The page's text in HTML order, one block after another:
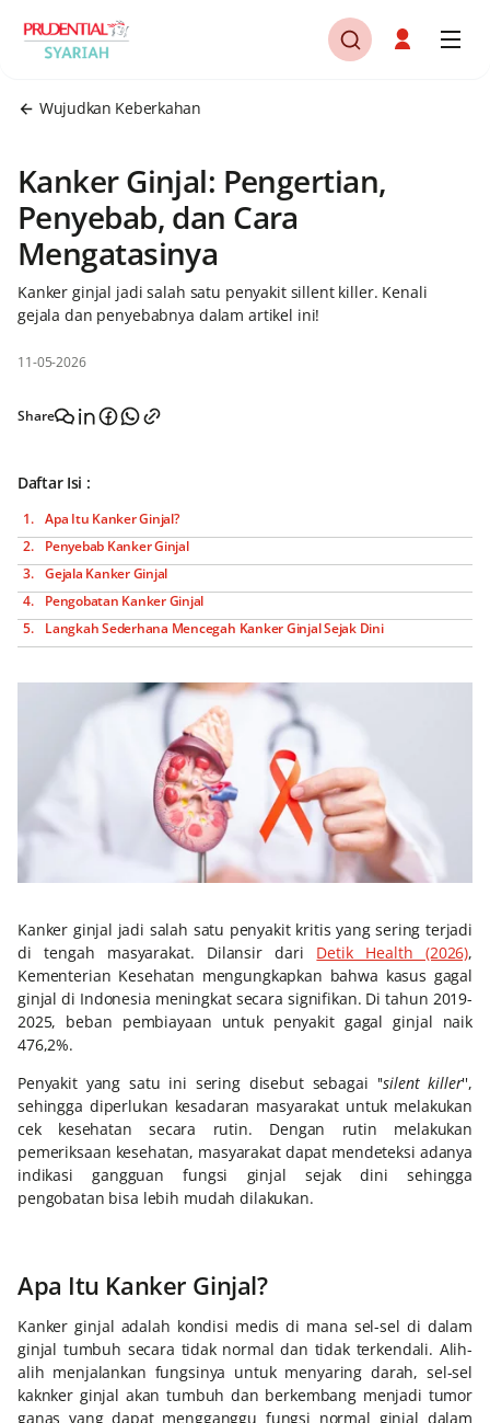
Wujudkan Keberkahan
Kanker Ginjal: Pengertian,
Penyebab, dan Cara
Mengatasinya
Kanker ginjal jadi salah satu penyakit sillent killer. Kenali
gejala dan penyebabnya dalam artikel ini!
11-05-2026
Share
Daftar Isi :
Apa Itu Kanker Ginjal?
Penyebab Kanker Ginjal
Gejala Kanker Ginjal
Pengobatan Kanker Ginjal
Langkah Sederhana Mencegah Kanker Ginjal Sejak Dini
Kanker ginjal jadi salah satu penyakit kritis yang sering terjadi
di tengah masyarakat. Dilansir dari Detik Health (2026),
Kementerian Kesehatan mengungkapkan bahwa kasus gagal
ginjal di Indonesia meningkat secara signifikan. Di tahun 2019-
2025, beban pembiayaan untuk penyakit gagal ginjal naik
476,2%.
Penyakit yang satu ini sering disebut sebagai ''silent killer'',
sehingga diperlukan kesadaran masyarakat untuk melakukan
cek kesehatan secara rutin. Dengan rutin melakukan
pemeriksaan kesehatan, masyarakat dapat mendeteksi adanya
indikasi gangguan fungsi ginjal sejak dini sehingga
pengobatan bisa lebih mudah dilakukan.
Apa Itu Kanker Ginjal?
Kanker ginjal adalah kondisi medis di mana sel-sel di dalam
ginjal tumbuh secara tidak normal dan tidak terkendali. Alih-
alih menjalankan fungsinya untuk menyaring darah, sel-sel
kaknker ginjal akan tumbuh dan berkembang menjadi tumor
ganas yang dapat mengganggu fungsi normal ginjal dalam